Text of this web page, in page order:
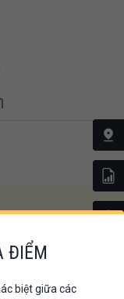
hàng
ĐIỂM
biệt giữa các